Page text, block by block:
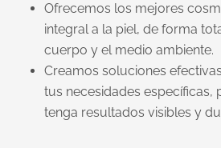
Ofrecemos los mejores
integral a la piel, de forma
cuerpo y el medio ambiente.
Creamos soluciones
tus necesidades específicas,
tenga resultados visibles y